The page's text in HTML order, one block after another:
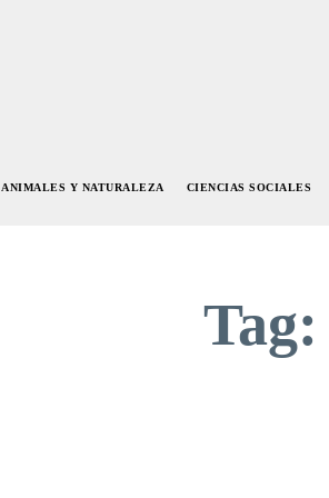
ANIMALES Y NATURALEZA CIENCIAS SOCIALES
Tag: